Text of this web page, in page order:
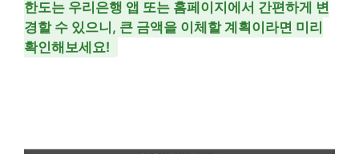
한도는 우리은행 앱 또는 홈페이지에서 간편하게 변
경할 수 있으니, 큰 금액을 이체할 계획이라면 미리
확인해보세요!